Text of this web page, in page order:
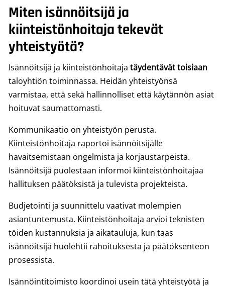
Miten isännöitsijä ja
kiinteistönhoitaja tekevät
yhteistyötä?
Isännöitsijä ja kiinteistönhoitaja täydentävät toisiaan
taloyhtiön toiminnassa. Heidän yhteistyönsä
varmistaa, että sekä hallinnolliset että käytännön asiat
hoituvat saumattomasti.
Kommunikaatio on yhteistyön perusta.
Kiinteistönhoitaja raportoi isännöitsijälle
havaitsemistaan ongelmista ja korjaustarpeista.
Isännöitsijä puolestaan informoi kiinteistönhoitajaa
hallituksen päätöksistä ja tulevista projekteista.
Budjetointi ja suunnittelu vaativat molempien
asiantuntemusta. Kiinteistönhoitaja arvioi teknisten
töiden kustannuksia ja aikatauluja, kun taas
isännöitsijä huolehtii rahoituksesta ja päätöksenteon
prosessista.
Isännöintitoimisto koordinoi usein tätä yhteistyötä ja